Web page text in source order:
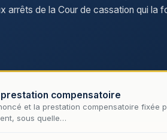
arrêts de la Cour de cassation qui la
compensatoire
et la prestation compensatoire
sous quelle…